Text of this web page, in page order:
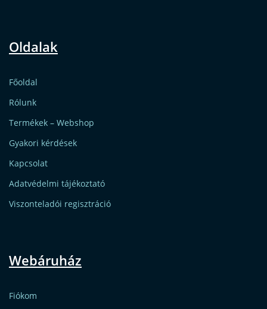
Oldalak
Főoldal
Rólunk
Termékek – Webshop
Gyakori kérdések
Kapcsolat
Adatvédelmi tájékoztató
Viszonteladói regisztráció
Webáruház
Fiókom